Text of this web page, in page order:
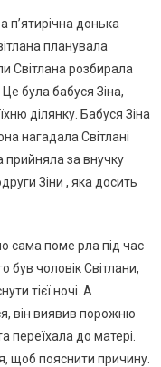
п’ятирічна донька
планувала
Світлана розбирала
була бабуся Зіна,
ділянку. Бабуся Зіна
нагадала Світлані
прийняла за внучку
Зіни , яка досить
сама поме рла під час
був чоловік Світлани,
тієї ночі. А
він виявив порожню
переїхала до матері.
щоб пояснити причину.